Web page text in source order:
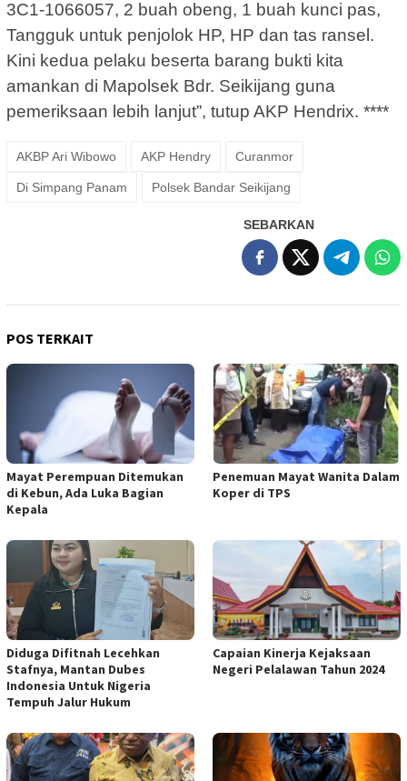
3C1-1066057, 2 buah obeng, 1 buah kunci pas,
Tangguk untuk penjolok HP, HP dan tas ransel.
Kini kedua pelaku beserta barang bukti kita
amankan di Mapolsek Bdr. Seikijang guna
pemeriksaan lebih lanjut”, tutup AKP Hendrix. ****
AKBP Ari Wibowo AKP Hendry Curanmor
Di Simpang Panam Polsek Bandar Seikijang
SEBARKAN
POS TERKAIT
Mayat Perempuan Ditemukan
di Kebun, Ada Luka Bagian
Kepala
Penemuan Mayat Wanita Dalam
Koper di TPS
Diduga Difitnah Lecehkan
Stafnya, Mantan Dubes
Indonesia Untuk Nigeria
Tempuh Jalur Hukum
Capaian Kinerja Kejaksaan
Negeri Pelalawan Tahun 2024